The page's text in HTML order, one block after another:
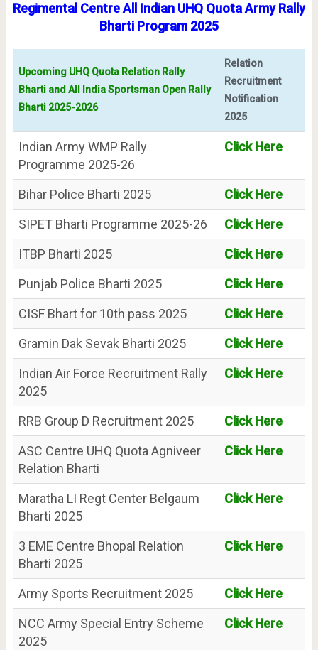
Regimental Centre All Indian UHQ Quota Army Rally
Bharti Program 2025
Upcoming UHQ Quota Relation Rally
Bharti and All India Sportsman Open Rally
Bharti 2025-2026
Relation
Recruitment
Notification
2025
Indian Army WMP Rally
Programme 2025-26
Click Here
Bihar Police Bharti 2025
Click Here
SIPET Bharti Programme 2025-26
Click Here
ITBP Bharti 2025
Click Here
Punjab Police Bharti 2025
Click Here
CISF Bhart for 10th pass 2025
Click Here
Gramin Dak Sevak Bharti 2025
Click Here
Indian Air Force Recruitment Rally
2025
Click Here
RRB Group D Recruitment 2025
Click Here
ASC Centre UHQ Quota Agniveer
Relation Bharti
Click Here
Maratha LI Regt Center Belgaum
Bharti 2025
Click Here
3 EME Centre Bhopal Relation
Bharti 2025
Click Here
Army Sports Recruitment 2025
Click Here
NCC Army Special Entry Scheme
2025
Click Here